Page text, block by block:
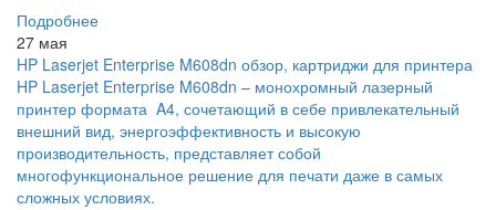
Подробнее
27 мая
HP Laserjet Enterprise M608dn обзор, картриджи для принтера
HP Laserjet Enterprise M608dn – монохромный лазерный
принтер формата A4, сочетающий в себе привлекательный
внешний вид, энергоэффективность и высокую
производительность, представляет собой
многофункциональное решение для печати даже в самых
сложных условиях.